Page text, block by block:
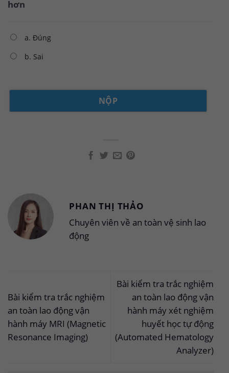
hơn
a. Đúng
b. Sai
PHAN THỊ THẢO
Chuyên viên về an toàn vệ sinh lao
động
Bài kiểm tra trắc nghiệm
an toàn lao động vận
hành máy MRI (Magnetic
Resonance Imaging)
Bài kiểm tra trắc nghiệm
an toàn lao động vận
hành máy xét nghiệm
huyết học tự động
(Automated Hematology
Analyzer)